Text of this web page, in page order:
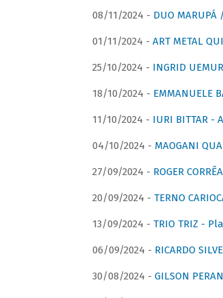
08/11/2024 - DUO
01/11/2024 - ART METAL
25/10/2024 - INGRID
18/10/2024 - EMMANUELE
11/10/2024 - IURI BITTAR -
04/10/2024 - MAOGANI
27/09/2024 - ROGER
20/09/2024 - TERNO
13/09/2024 - TRIO TRIZ -
06/09/2024 - RICARDO
30/08/2024 - GILSON